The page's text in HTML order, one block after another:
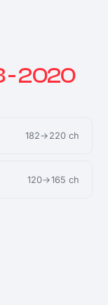
- 2020
182→220 ch
120→165 ch